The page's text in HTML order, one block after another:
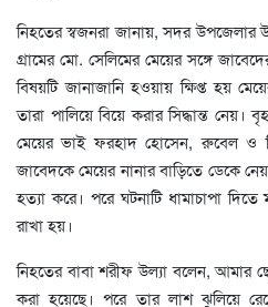
নিহতের স্বজনরা জানায়, সদর উপজেলার
গ্রামের মো. সেলিমের মেয়ের সঙ্গে
বিষয়টি জানাজানি হওয়ায় ক্ষিপ্ত হয়
তারা পালিয়ে বিয়ে করার সিদ্ধান্ত নেয়।
মেয়ের ভাই ফরহাদ হোসেন, রুবেল
জাবেদকে মেয়ের নানার বাড়িতে ডেকে
হত্যা করে। পরে ঘটনাটি ধামাচাপা
রাখা হয়।
নিহতের বাবা শরীফ উল্যা বলেন, আমার
করা হয়েছে। পরে তার লাশ ঝুলিয়ে